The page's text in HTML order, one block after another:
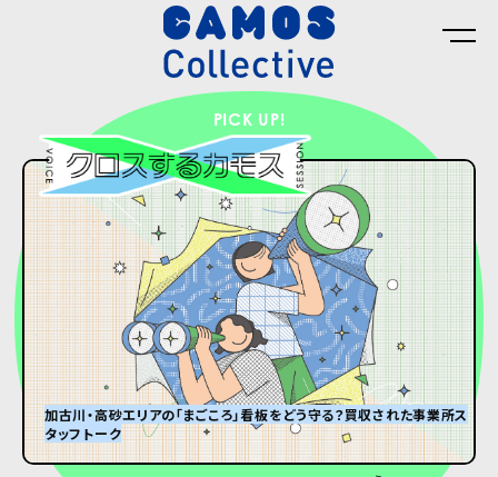
PICK UP!
加古川・高砂エリアの「まごころ」看板をどう守る？買収された事業所ス
タッフトーク
グランパはオズウェル・E・スペンサー
#8 ひんやり冷たい大きなダンボール箱が届くまで。